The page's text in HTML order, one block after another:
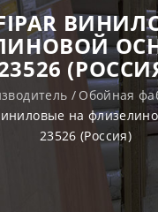
Обойная
на
23526 (Россия)